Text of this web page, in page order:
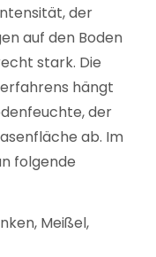
der
auf den Boden
stark. Die
hängt
der
ab. Im
folgende
Meißel,